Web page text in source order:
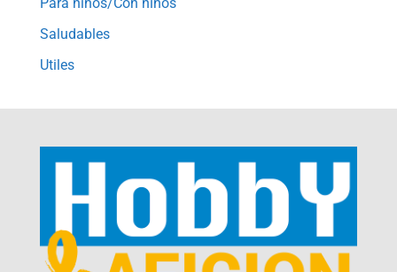
Saludables
Utiles